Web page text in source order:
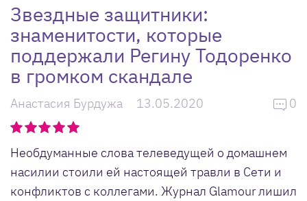
Звездные защитники:
знаменитости, которые
поддержали Регину Тодоренко
в громком скандале
Анастасия Бурдужа 13.05.2020 0
Необдуманные слова телеведущей о домашнем
насилии стоили ей настоящей травли в Сети и
конфликтов с коллегами. Журнал Glamour лишил